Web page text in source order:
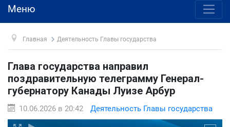
Меню
Главная Деятельность Главы государства
Глава государства направил
поздравительную телеграмму Генерал-
губернатору Канады Луизе Арбур
10.06.2026 в 20:42 Деятельность Главы государства